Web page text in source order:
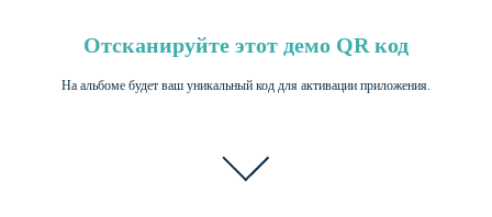
Отсканируйте этот демо QR код
На альбоме будет ваш уникальный код для активации приложения.